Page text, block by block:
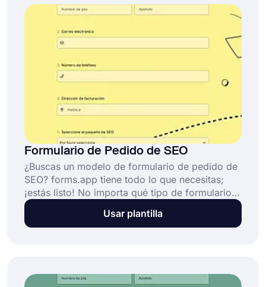
Formulario de Pedido de SEO
¿Buscas un modelo de formulario de pedido de
SEO? forms.app tiene todo lo que necesitas;
¡estás listo! No importa qué tipo de formularios
estés creando, este puede manejar todo. Con
forms.app, puedes crear tus formularios de
Usar plantilla